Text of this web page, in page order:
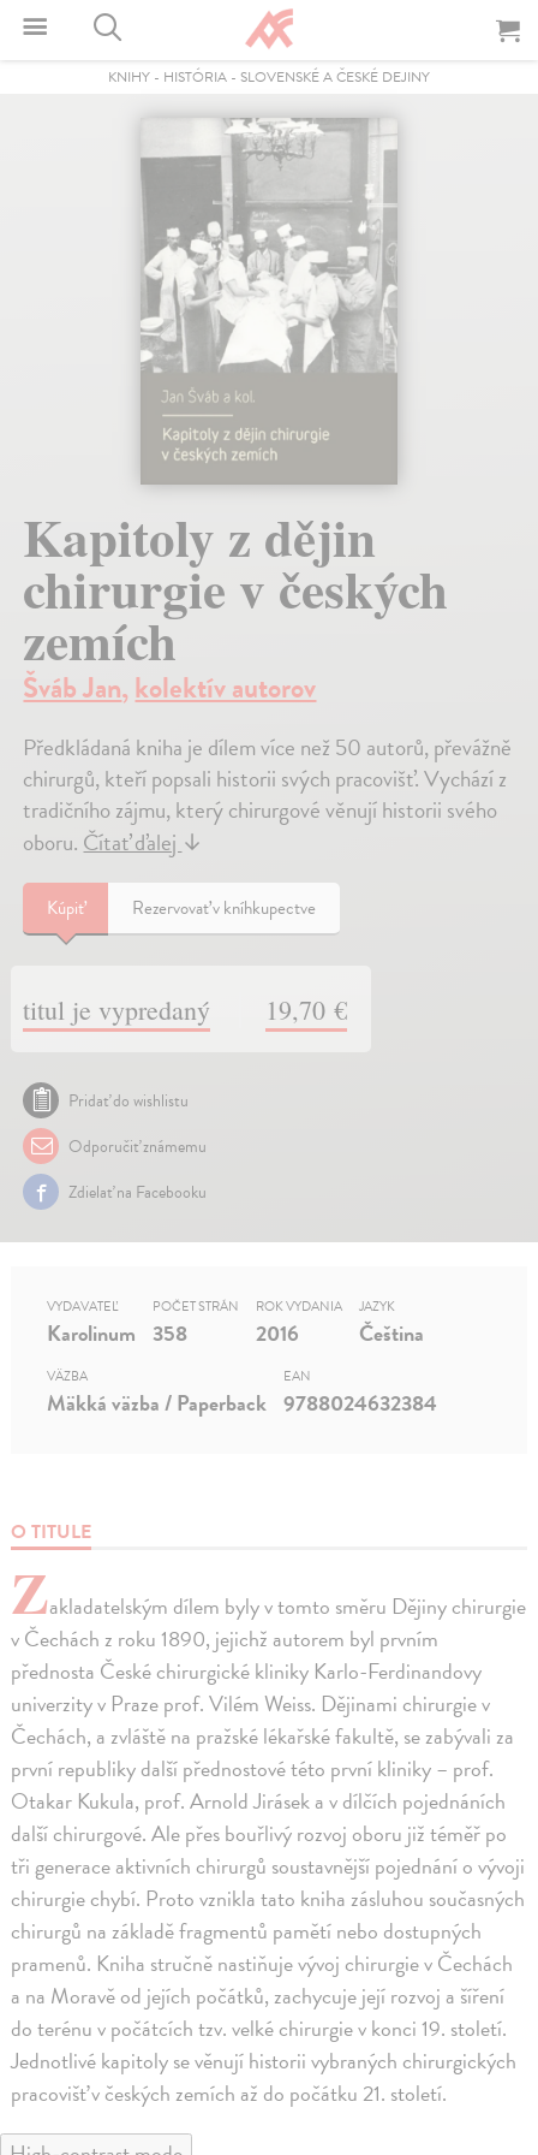
KNIHY - HISTÓRIA - SLOVENSKÉ A ČESKÉ DEJINY
Kapitoly z dějin
chirurgie v českých
zemích
Šváb Jan,kolektív autorov
Předkládaná kniha je dílem více než 50 autorů, převážně
chirurgů, kteří popsali historii svých pracovišť. Vychází z
tradičního zájmu, který chirurgové věnují historii svého
oboru.Čítať ďalej↓
Kúpiť Rezervovať v kníhkupectve
titul je vypredaný 19,70 €
Pridať do wishlistu
Odporučiť známemu
Zdielať na Facebooku
O TITULE
Zakladatelským dílem byly v tomto směru Dějiny chirurgie
v Čechách z roku 1890, jejichž autorem byl prvním
přednosta České chirurgické kliniky Karlo-Ferdinandovy
univerzity v Praze prof. Vilém Weiss. Dějinami chirurgie v
Čechách, a zvláště na pražské lékařské fakultě, se zabývali za
první republiky další přednostové této první kliniky – prof.
Otakar Kukula, prof. Arnold Jirásek a v dílčích pojednáních
další chirurgové. Ale přes bouřlivý rozvoj oboru již téměř po
tři generace aktivních chirurgů soustavnější pojednání o vývoji
chirurgie chybí. Proto vznikla tato kniha zásluhou současných
chirurgů na základě fragmentů pamětí nebo dostupných
pramenů. Kniha stručně nastiňuje vývoj chirurgie v Čechách
a na Moravě od jejích počátků, zachycuje její rozvoj a šíření
do terénu v počátcích tzv. velké chirurgie v konci 19. století.
Jednotlivé kapitoly se věnují historii vybraných chirurgických
pracovišť v českých zemích až do počátku 21. století.
VYDAVATEĽ
Karolinum
POČET STRÁN
358
ROK VYDANIA
2016
JAZYK
Čeština
VÄZBA
Mäkká väzba / Paperback
EAN
9788024632384